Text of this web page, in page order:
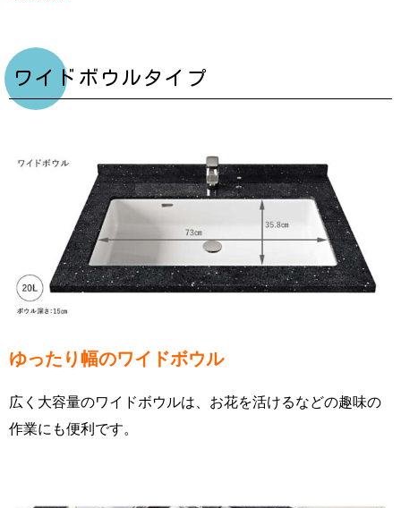
ワイドボウルタイプ
ゆったり幅のワイドボウル
広く大容量のワイドボウルは、お花を活けるなどの趣味の
作業にも便利です。